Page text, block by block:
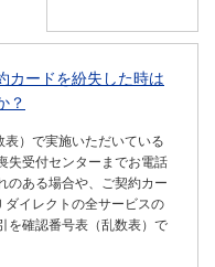
カードを紛失した時は
？
表）で実施いただいている
失受付センターまでお電話
のある場合や、ご契約カー
ダイレクトの全サービスの
を確認番号表（乱数表）で